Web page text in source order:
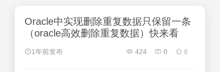
Oracle中实现删除重复数据只保留一条
（oracle高效删除重复数据）快来看
1年前发布 424 0 0